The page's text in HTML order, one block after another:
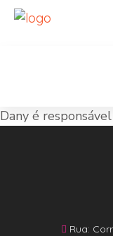
Dany é
Rua: